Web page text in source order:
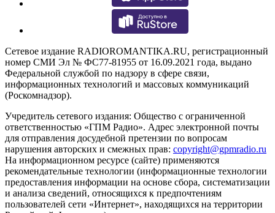
Сетевое издание RADIOROMANTIKA.RU, регистрационный
номер СМИ Эл № ФС77-81955 от 16.09.2021 года, выдано
Федеральной службой по надзору в сфере связи,
информационных технологий и массовых коммуникаций
(Роскомнадзор).
Учредитель сетевого издания: Общество с ограниченной
ответственностью «ГПМ Радио». Адрес электронной почты
для отправления досудебной претензии по вопросам
нарушения авторских и смежных прав: copyright@gpmradio.ru
На информационном ресурсе (сайте) применяются
рекомендательные технологии (информационные технологии
предоставления информации на основе сбора, систематизации
и анализа сведений, относящихся к предпочтениям
пользователей сети «Интернет», находящихся на территории